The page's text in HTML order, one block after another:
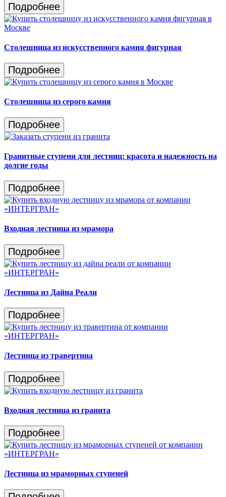
Подробнее
Столешница из искусственного камня фигурная
Подробнее
Столешница из серого камня
Подробнее
Гранитные ступени для лестниц: красота и надежность на
долгие годы
Подробнее
Входная лестница из мрамора
Подробнее
Лестница из Дайна Реали
Подробнее
Лестница из травертина
Подробнее
Входная лестница из гранита
Подробнее
Лестница из мраморных ступеней